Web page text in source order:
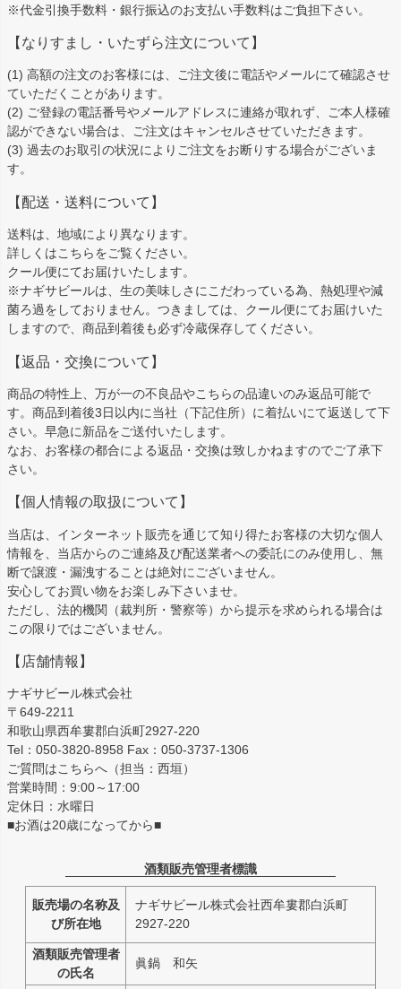
※代金引換手数料・銀行振込のお支払い手数料はご負担下さい。
【なりすまし・いたずら注文について】
(1) 高額の注文のお客様には、ご注文後に電話やメールにて確認させ
ていただくことがあります。
(2) ご登録の電話番号やメールアドレスに連絡が取れず、ご本人様確
認ができない場合は、ご注文はキャンセルさせていただきます。
(3) 過去のお取引の状況によりご注文をお断りする場合がございま
す。
【配送・送料について】
送料は、地域により異なります。
詳しくはこちらをご覧ください。
クール便にてお届けいたします。
※ナギサビールは、生の美味しさにこだわっている為、熱処理や減
菌ろ過をしておりません。つきましては、クール便にてお届けいた
しますので、商品到着後も必ず冷蔵保存してください。
【返品・交換について】
商品の特性上、万が一の不良品やこちらの品違いのみ返品可能で
す。商品到着後3日以内に当社（下記住所）に着払いにて返送して下
さい。早急に新品をご送付いたします。
なお、お客様の都合による返品・交換は致しかねますのでご了承下
さい。
【個人情報の取扱について】
当店は、インターネット販売を通じて知り得たお客様の大切な個人
情報を、当店からのご連絡及び配送業者への委託にのみ使用し、無
断で譲渡・漏洩することは絶対にございません。
安心してお買い物をお楽しみ下さいませ。
ただし、法的機関（裁判所・警察等）から提示を求められる場合は
この限りではございません。
【店舗情報】
ナギサビール株式会社
〒649-2211
和歌山県西牟婁郡白浜町2927-220
Tel：050-3820-8958 Fax：050-3737-1306
ご質問はこちらへ（担当：西垣）
営業時間：9:00～17:00
定休日：水曜日
■お酒は20歳になってから■
酒類販売管理者標識
販売場の名称及
び所在地
ナギサビール株式会社西牟婁郡白浜町
2927-220
酒類販売管理者
の氏名
眞鍋 和矢